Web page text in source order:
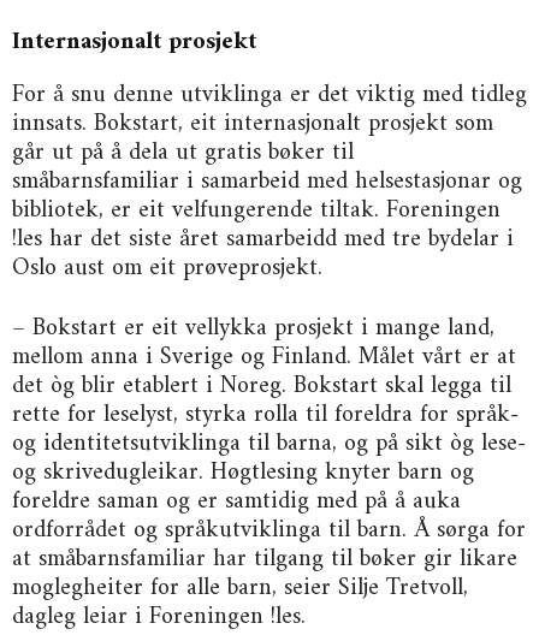
Internasjonalt prosjekt
For å snu denne utviklinga er det viktig med tidleg
innsats. Bokstart, eit internasjonalt prosjekt som
går ut på å dela ut gratis bøker til
småbarnsfamiliar i samarbeid med helsestasjonar og
bibliotek, er eit velfungerende tiltak. Foreningen
!les har det siste året samarbeidd med tre bydelar i
Oslo aust om eit prøveprosjekt.
– Bokstart er eit vellykka prosjekt i mange land,
mellom anna i Sverige og Finland. Målet vårt er at
det òg blir etablert i Noreg. Bokstart skal legga til
rette for leselyst, styrka rolla til foreldra for språk-
og identitetsutviklinga til barna, og på sikt òg lese-
og skrivedugleikar. Høgtlesing knyter barn og
foreldre saman og er samtidig med på å auka
ordforrådet og språkutviklinga til barn. Å sørga for
at småbarnsfamiliar har tilgang til bøker gir likare
moglegheiter for alle barn, seier Silje Tretvoll,
dagleg leiar i Foreningen !les.